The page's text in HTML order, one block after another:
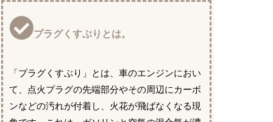
プラグくすぶりとは。
「プラグくすぶり」とは、車のエンジンにおい
て、点火プラグの先端部分やその周辺にカーボ
ンなどの汚れが付着し、火花が飛ばなくなる現